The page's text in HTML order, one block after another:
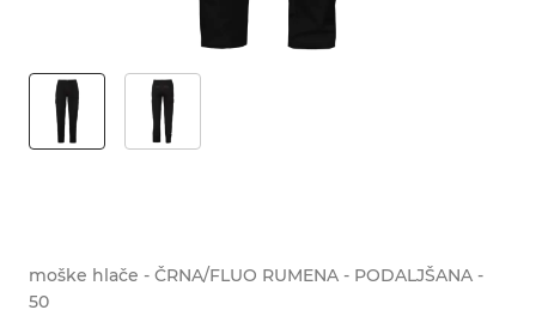
moške hlače - ČRNA/FLUO RUMENA - PODALJŠANA -
50